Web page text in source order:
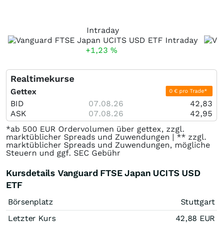
Intraday
+1,23 %
Realtimekurse
Gettex 0 € pro Trade*
BID 07.08.26
42,83
ASK
07.08.26
42,95
*ab 500 EUR Ordervolumen über gettex, zzgl.
marktüblicher Spreads und Zuwendungen | ** zzgl.
marktüblicher Spreads und Zuwendungen, mögliche
Steuern und ggf. SEC Gebühr
Kursdetails Vanguard FTSE Japan UCITS USD
ETF
Börsenplatz
Stuttgart
Letzter Kurs
42,88 EUR